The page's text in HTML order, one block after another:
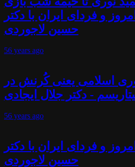
و فردای ایران با دکتر
حسین لاجوردی
56 years ago
اسلامی یعنی کُرنش در
- دکتر جلال ایجادی
56 years ago
و فردای ایران با دکتر
حسین لاجوردی